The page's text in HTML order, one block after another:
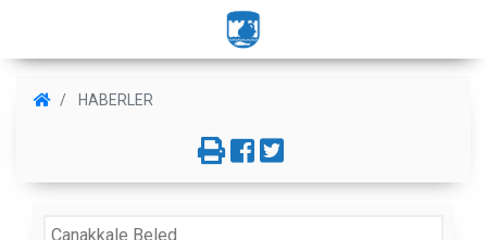
HABERLER